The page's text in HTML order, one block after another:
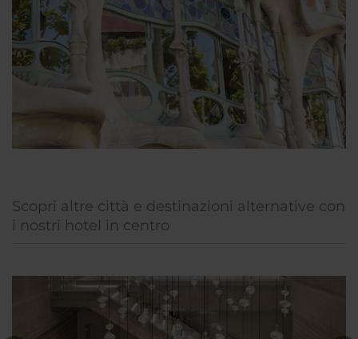
Scopri altre città e destinazioni alternative con
i nostri hotel in centro